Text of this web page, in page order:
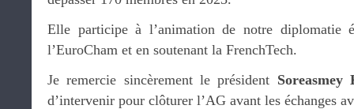
Elle participe à l’animation de notre diplomatie
l’EuroCham et en soutenant la FrenchTech.
Je remercie sincèrement le président Soreasmey
d’intervenir pour clôturer l’AG avant les échanges